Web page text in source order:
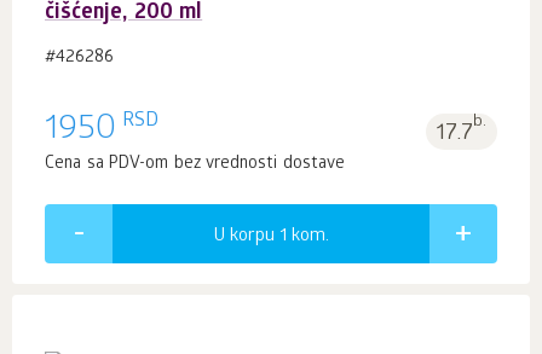
čišćenje, 200 ml
#426286
1950 RSD 17.7b.
Cena sa PDV-om bez vrednosti dostave
U korpu 1 kom.